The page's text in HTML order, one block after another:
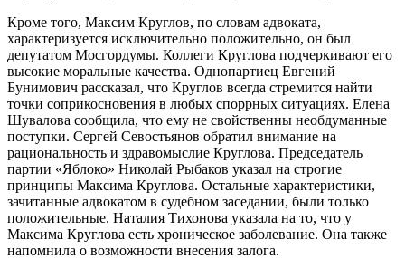
Кроме того, Максим Круглов, по словам адвоката,
характеризуется исключительно положительно, он был
депутатом Мосгордумы. Коллеги Круглова подчеркивают его
высокие моральные качества. Однопартиец Евгений
Бунимович рассказал, что Круглов всегда стремится найти
точки соприкосновения в любых споррных ситуациях. Елена
Шувалова сообщила, что ему не свойственны необдуманные
поступки. Сергей Севостьянов обратил внимание на
рациональность и здравомыслие Круглова. Председатель
партии «Яблоко» Николай Рыбаков указал на строгие
принципы Максима Круглова. Остальные характеристики,
зачитанные адвокатом в судебном заседании, были только
положительные. Наталия Тихонова указала на то, что у
Максима Круглова есть хроническое заболевание. Она также
напомнила о возможности внесения залога.